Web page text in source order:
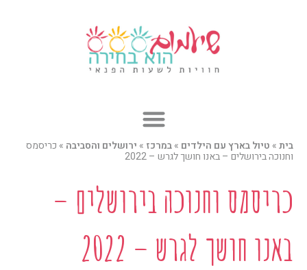
בית» טיול בארץ עם הילדים »במרכז » ירושלים והסביבה » כריסמס
וחנוכה בירושלים – באנו חושך לגרש – 2022
כריסמס וחנוכה בירושלים –
באנו חושך לגרש – 2022